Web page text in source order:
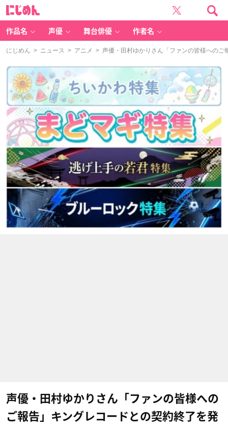
作品名 声優 舞台俳優 作者名
にじめん > ニュース > アニメ > 声優・田村ゆかりさん「ファンの皆様へのご
声優・田村ゆかりさん「ファンの皆様への
ご報告」キングレコードとの契約終了を発